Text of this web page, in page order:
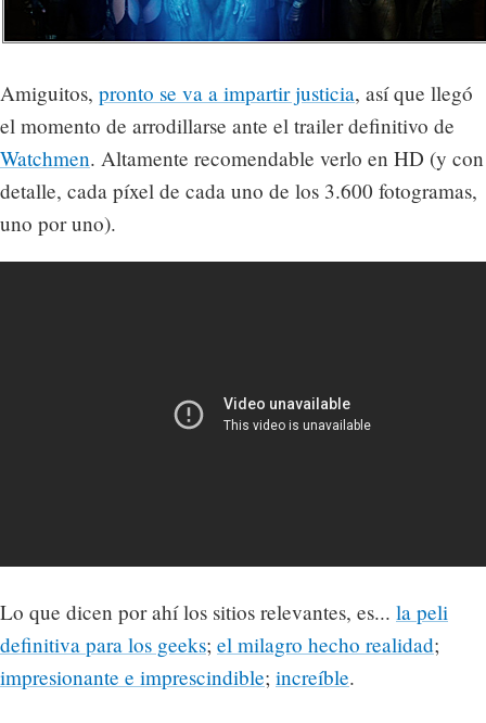
Amiguitos, pronto se va a impartir justicia, así que llegó
el momento de arrodillarse ante el trailer definitivo de
Watchmen. Altamente recomendable verlo en HD (y con
detalle, cada píxel de cada uno de los 3.600 fotogramas,
uno por uno).
Lo que dicen por ahí los sitios relevantes, es... la peli
definitiva para los geeks; el milagro hecho realidad;
impresionante e imprescindible; increíble.